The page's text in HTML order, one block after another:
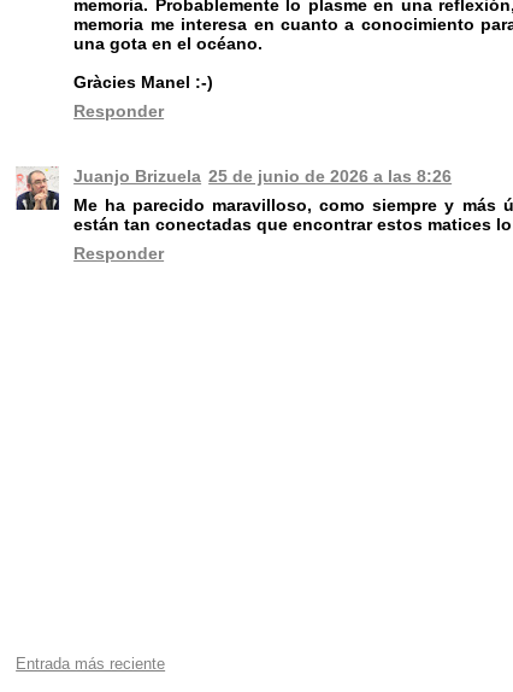
memoria. Probablemente lo plasme en una
memoria me interesa en cuanto a conocimiento
una gota en el océano.
Gràcies Manel :-)
Responder
Juanjo Brizuela 25 de junio de 2026 a las 8:26
Me ha parecido maravilloso, como siempre y más
están tan conectadas que encontrar estos matices
Responder
Entrada más reciente